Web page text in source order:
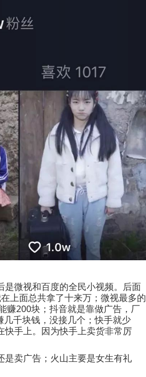
微视和百度的全民小视频。后面
上面总共拿了十来万；微视最多的
赚200块；抖音就是靠做广告，厂
千块钱，没接几个；快手就少
快手上。因为快手上卖货非常厉
卖广告；火山主要是女生有礼